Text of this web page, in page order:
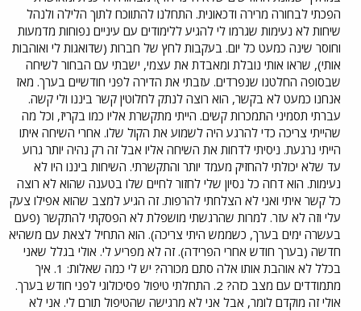
הפכתי לבחורה מרירה ודכאונית. התחלנו להתווכח לתוך הלילה ולנהל
שיחות לא נעימות שגרמו לי להגיע ללימודים עם עיניים נפוחות מדמעות
וחוסר שינה כמעט כל יום. בעקבות לחץ של חברות (שדואגות לי ואוהבות
אותי), שראו אותי נובלת ומאבדת את עצמי, ישבתי עם הבחור לשיחה
שבסופה החלטנו שנפרדים. עזבתי את הדירה לפני חודשיים בערך. מאז
אנחנו כמעט לא בקשר, הוא רוצה לנתק לחלוטין קשר ביננו ולי קשה.
עברתי תסמיני התמכרות קשים. הייתי מתקשרת אליו כמו בקריז, וכל מה
שהייתי צריכה כדי להרגע היה לשמוע את הקול שלו. אחרי השיחה איתו
הייתי נרגעת. ניסיתי לדחות את השיחה אליו אבל זה רק נהיה יותר גרוע
עד שלא יכולתי להחזיק מעמד יותר והתקשרתי. השיחות ביננו היו לא
נעימות. הוא דחה כל נסיון שלי לחזור לחיים שלו בטענה שהוא לא רוצה
כל קשר איתי ואני לא הצלחתי להרפות. זה הגיע למצב שהוא אפילו צעק
עלי וזה לא עזר. למרות שהרגשתי מושפלת לא הפסקתי להתקשר (פעם
בעשרה ימים בערך, כשממש היתי צריכה). הוא התחיל לצאת עם משהיא
חדשה (בערך חודש אחרי הפרידה). זה לא מפריע לי. אולי בגלל שאני
בכלל לא אוהבת אותו אלה סתם מכורה? יש לי כמה שאלות: 1. איך
מתמודדים עם מצב כזה? 2. התחלתי טיפול פסיכולוגי לפני חודש בערך.
אולי זה מוקדם לומר, אבל אני לא מרגישה שהטיפול תורם לי. אני לא